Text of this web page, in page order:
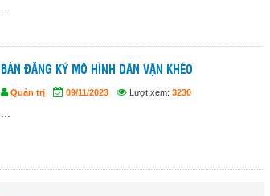
...
BẢN ĐĂNG KÝ MÔ HÌNH DÂN VẬN KHÉO
Quản trị 09/11/2023 Lượt xem: 3230
...